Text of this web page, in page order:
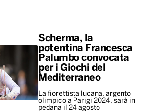
Scherma, la
potentina Francesca
Palumbo convocata
per i Giochi del
Mediterraneo
La fiorettista lucana, argento
olimpico a Parigi 2024, sarà in
pedana il 24 agosto